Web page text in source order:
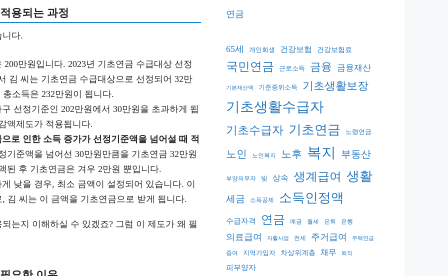
용되는 과정
니다.
만원입니다. 2023년 기초연금 수급대상 선정
김 씨는 기초연금 수급대상으로 선정되어 32만
소득은 232만원이 됩니다.
선정기준인 202만원에서 30만원을 초과하게 됩
액제도가 적용됩니다.
로 인한 소득 증가가 선정기준액을 넘어설 때 적
기준액을 넘어선 30만원만큼을 기초연금 32만원
된 후 기초연금은 겨우 2만원 뿐입니다.
낮을 경우, 최소 금액이 설정되어 있습니다. 이
, 김 씨는 이 금액을 기초연금으로 받게 됩니다.
는지 이해하실 수 있겠죠? 그럼 이 제도가 왜 필
연금
65세 개인회생 건강보험 건강보험료
국민연금 근로소득 금융 금융재산
기본재산액 기준중위소득 기초생활보장
기초생활수급자
기초수급자 기초연금 노령연금
노인 노인복지 노후 복지 부동산
부양의무자 빚 상속 생계급여 생활
세금 소득공제 소득인정액
수급자격 연금 예금 월세 은퇴 은행
의료급여 자활사업 전세 주거급여 주택연금
증여 지역가입자 차상위계층 채무 퇴직
피부양자